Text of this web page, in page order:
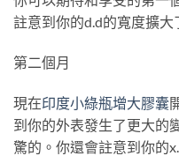
註意到你的d.d的寬度擴大
第二個月
現在印度小綠瓶增大膠囊
到你的外表發生了更大的
驚的。你還會註意到你的